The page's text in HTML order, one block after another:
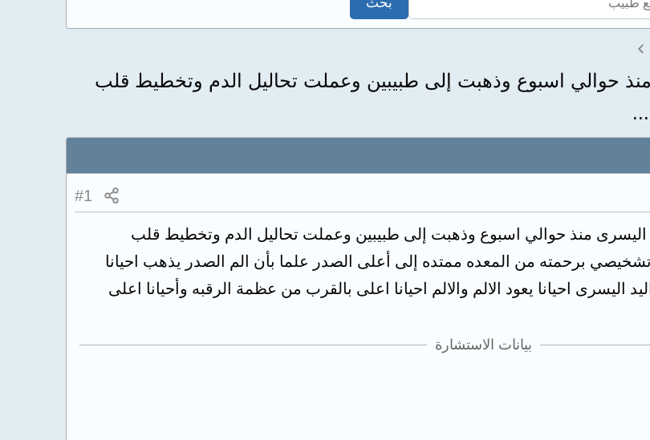
حوالي اسبوع وذهبت إلى طبيبين وعملت تحاليل الدم وتخطيط قلب
#1
اليسرى منذ حوالي اسبوع وذهبت إلى طبيبين وعملت تحاليل الدم وتخطيط قلب
برحمته من المعده ممتده إلى أعلى الصدر علما بأن الم الصدر يذهب احيانا
اليسرى احيانا يعود الالم والالم احيانا اعلى بالقرب من عظمة الرقبه وأحيانا اعلى
بيانات الاستشارة